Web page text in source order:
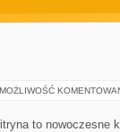
MOŻLIWOŚĆ
to nowoczesne